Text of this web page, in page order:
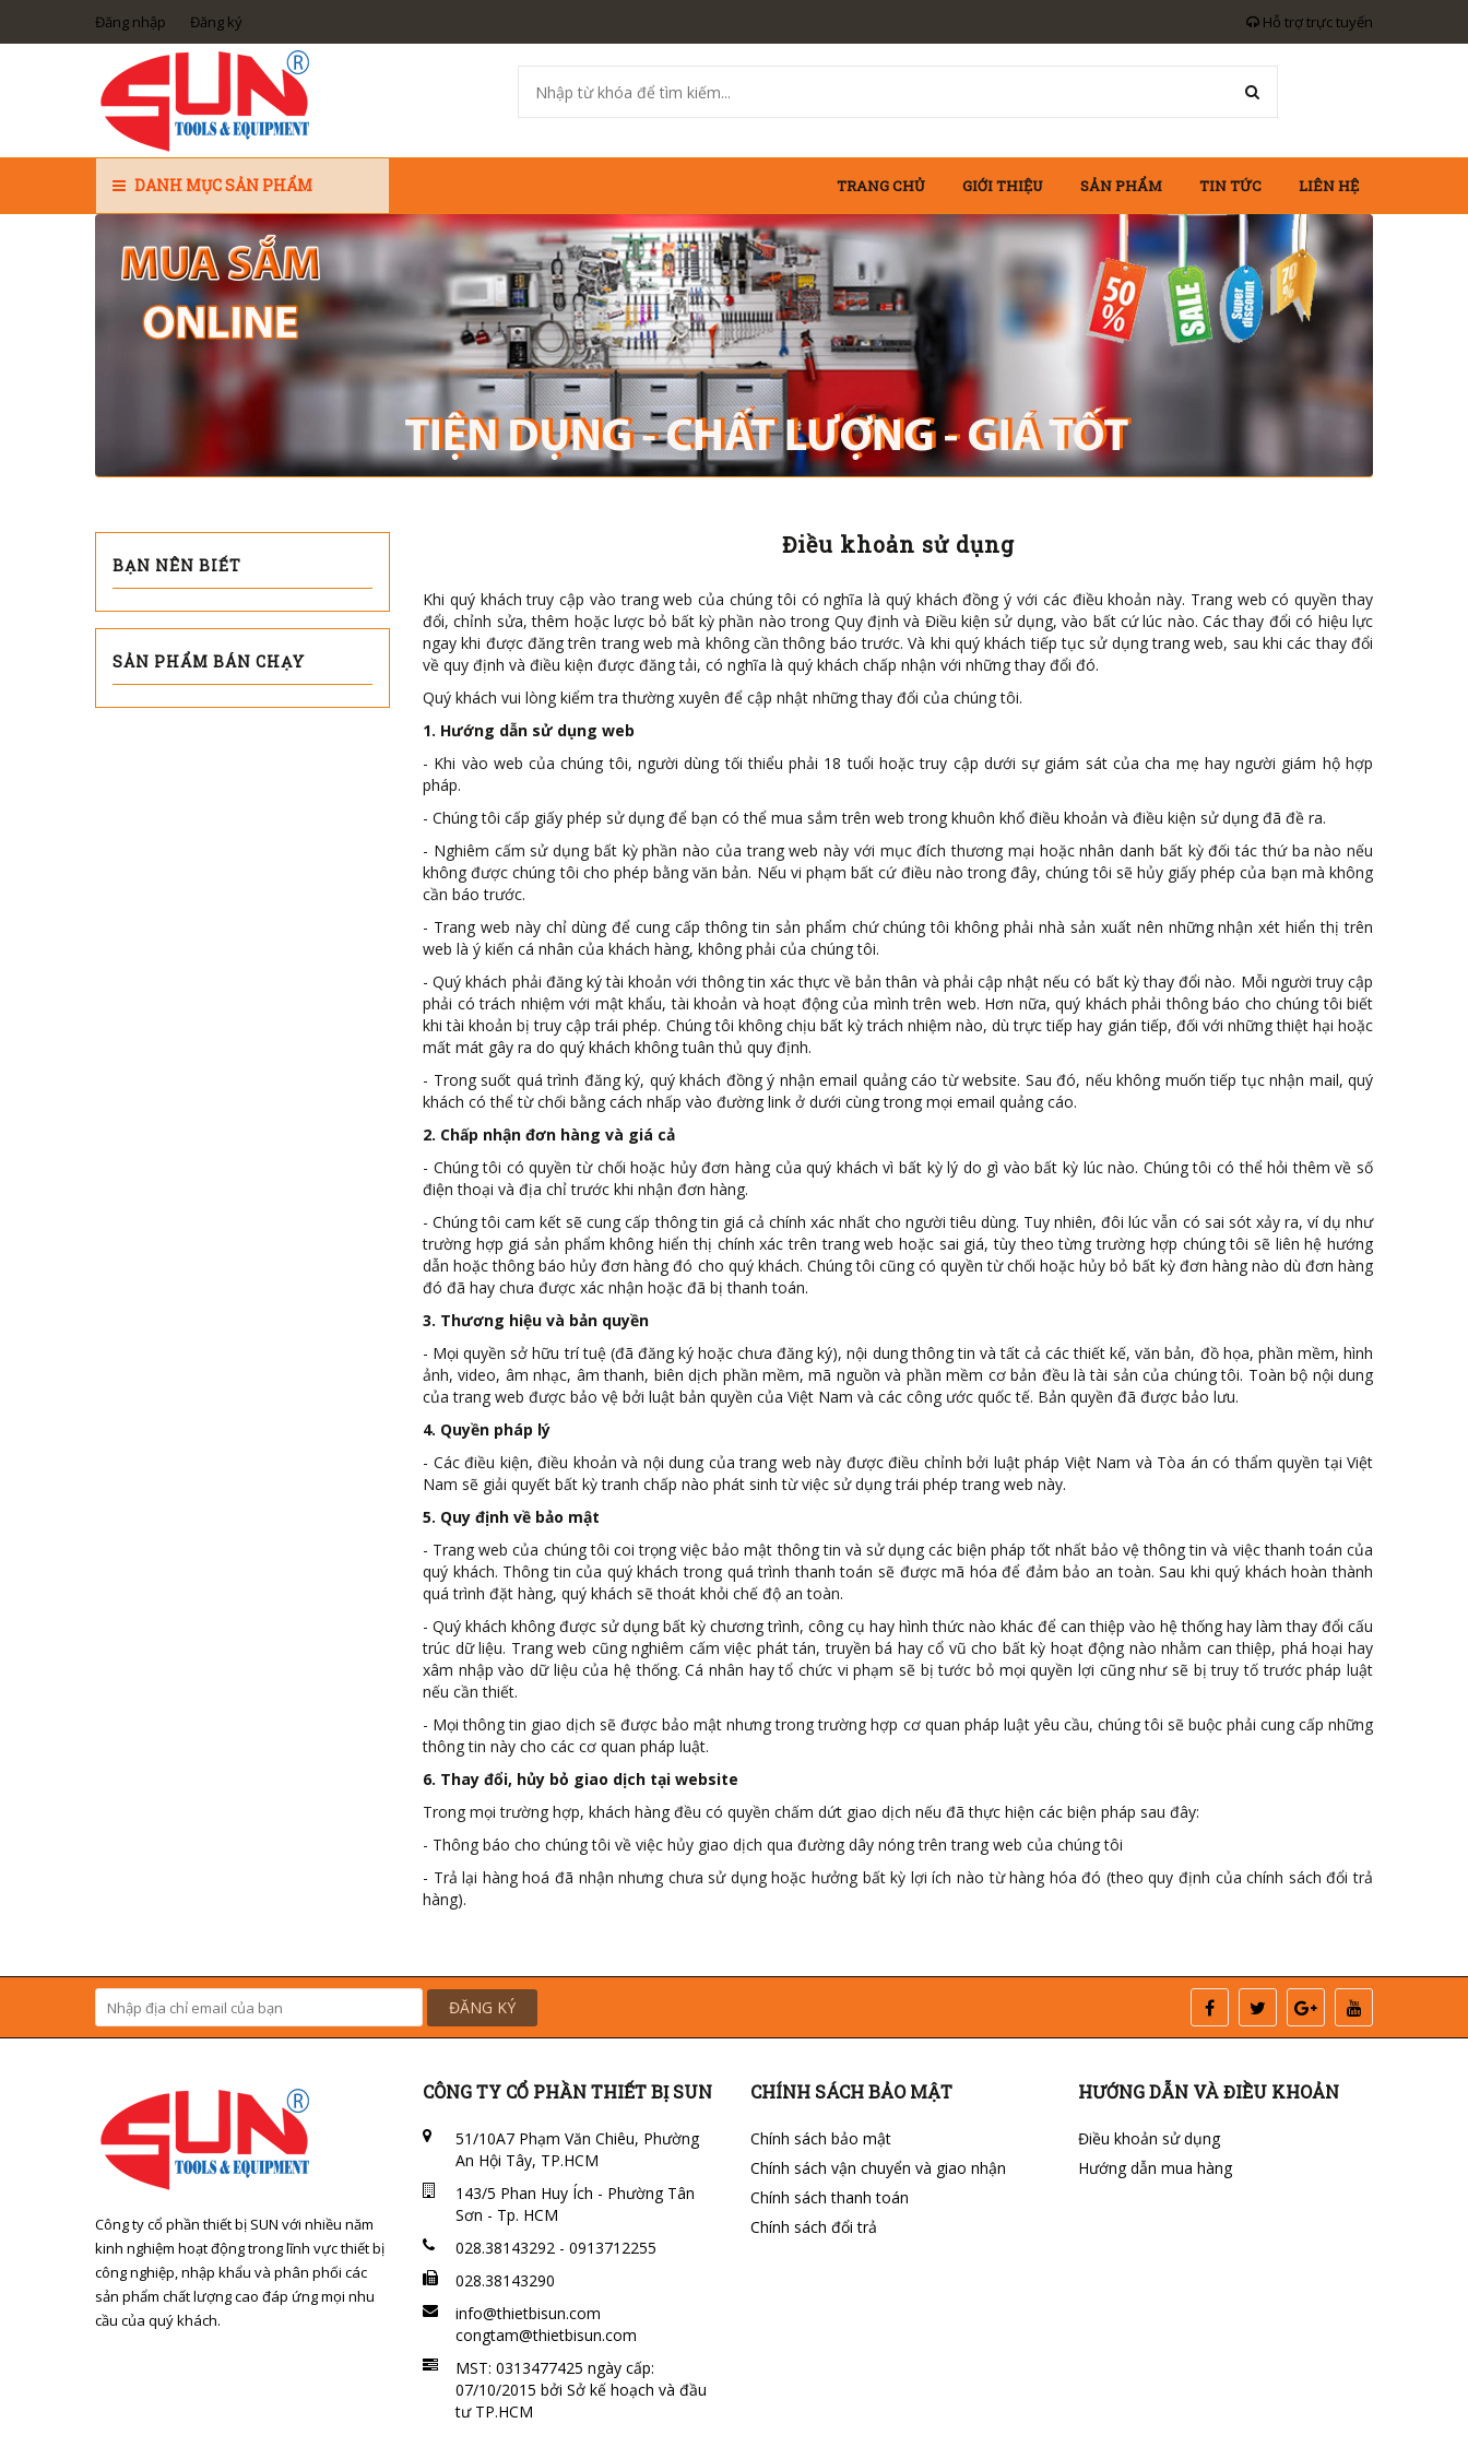
Đăng nhập Đăng ký Hỗ trợ trực tuyến
DANH MỤC SẢN PHẨM TRANG CHỦ GIỚI THIỆU SẢN PHẨM TIN TỨC LIÊN HỆ
Điều khoản sử dụng
Khi quý khách truy cập vào trang web của chúng tôi có nghĩa là quý khách đồng ý với các điều khoản này. Trang web có quyền thay
đổi, chỉnh sửa, thêm hoặc lược bỏ bất kỳ phần nào trong Quy định và Điều kiện sử dụng, vào bất cứ lúc nào. Các thay đổi có hiệu lực
ngay khi được đăng trên trang web mà không cần thông báo trước. Và khi quý khách tiếp tục sử dụng trang web, sau khi các thay đổi
về quy định và điều kiện được đăng tải, có nghĩa là quý khách chấp nhận với những thay đổi đó.
Quý khách vui lòng kiểm tra thường xuyên để cập nhật những thay đổi của chúng tôi.
1. Hướng dẫn sử dụng web
- Khi vào web của chúng tôi, người dùng tối thiểu phải 18 tuổi hoặc truy cập dưới sự giám sát của cha mẹ hay người giám hộ hợp
pháp.
- Chúng tôi cấp giấy phép sử dụng để bạn có thể mua sắm trên web trong khuôn khổ điều khoản và điều kiện sử dụng đã đề ra.
- Nghiêm cấm sử dụng bất kỳ phần nào của trang web này với mục đích thương mại hoặc nhân danh bất kỳ đối tác thứ ba nào nếu
không được chúng tôi cho phép bằng văn bản. Nếu vi phạm bất cứ điều nào trong đây, chúng tôi sẽ hủy giấy phép của bạn mà không
cần báo trước.
- Trang web này chỉ dùng để cung cấp thông tin sản phẩm chứ chúng tôi không phải nhà sản xuất nên những nhận xét hiển thị trên
web là ý kiến cá nhân của khách hàng, không phải của chúng tôi.
- Quý khách phải đăng ký tài khoản với thông tin xác thực về bản thân và phải cập nhật nếu có bất kỳ thay đổi nào. Mỗi người truy cập
phải có trách nhiệm với mật khẩu, tài khoản và hoạt động của mình trên web. Hơn nữa, quý khách phải thông báo cho chúng tôi biết
khi tài khoản bị truy cập trái phép. Chúng tôi không chịu bất kỳ trách nhiệm nào, dù trực tiếp hay gián tiếp, đối với những thiệt hại hoặc
mất mát gây ra do quý khách không tuân thủ quy định.
- Trong suốt quá trình đăng ký, quý khách đồng ý nhận email quảng cáo từ website. Sau đó, nếu không muốn tiếp tục nhận mail, quý
khách có thể từ chối bằng cách nhấp vào đường link ở dưới cùng trong mọi email quảng cáo.
2. Chấp nhận đơn hàng và giá cả
- Chúng tôi có quyền từ chối hoặc hủy đơn hàng của quý khách vì bất kỳ lý do gì vào bất kỳ lúc nào. Chúng tôi có thể hỏi thêm về số
điện thoại và địa chỉ trước khi nhận đơn hàng.
- Chúng tôi cam kết sẽ cung cấp thông tin giá cả chính xác nhất cho người tiêu dùng. Tuy nhiên, đôi lúc vẫn có sai sót xảy ra, ví dụ như
trường hợp giá sản phẩm không hiển thị chính xác trên trang web hoặc sai giá, tùy theo từng trường hợp chúng tôi sẽ liên hệ hướng
dẫn hoặc thông báo hủy đơn hàng đó cho quý khách. Chúng tôi cũng có quyền từ chối hoặc hủy bỏ bất kỳ đơn hàng nào dù đơn hàng
đó đã hay chưa được xác nhận hoặc đã bị thanh toán.
3. Thương hiệu và bản quyền
- Mọi quyền sở hữu trí tuệ (đã đăng ký hoặc chưa đăng ký), nội dung thông tin và tất cả các thiết kế, văn bản, đồ họa, phần mềm, hình
ảnh, video, âm nhạc, âm thanh, biên dịch phần mềm, mã nguồn và phần mềm cơ bản đều là tài sản của chúng tôi. Toàn bộ nội dung
của trang web được bảo vệ bởi luật bản quyền của Việt Nam và các công ước quốc tế. Bản quyền đã được bảo lưu.
4. Quyền pháp lý
- Các điều kiện, điều khoản và nội dung của trang web này được điều chỉnh bởi luật pháp Việt Nam và Tòa án có thẩm quyền tại Việt
Nam sẽ giải quyết bất kỳ tranh chấp nào phát sinh từ việc sử dụng trái phép trang web này.
5. Quy định về bảo mật
- Trang web của chúng tôi coi trọng việc bảo mật thông tin và sử dụng các biện pháp tốt nhất bảo vệ thông tin và việc thanh toán của
quý khách. Thông tin của quý khách trong quá trình thanh toán sẽ được mã hóa để đảm bảo an toàn. Sau khi quý khách hoàn thành
quá trình đặt hàng, quý khách sẽ thoát khỏi chế độ an toàn.
- Quý khách không được sử dụng bất kỳ chương trình, công cụ hay hình thức nào khác để can thiệp vào hệ thống hay làm thay đổi cấu
trúc dữ liệu. Trang web cũng nghiêm cấm việc phát tán, truyền bá hay cổ vũ cho bất kỳ hoạt động nào nhằm can thiệp, phá hoại hay
xâm nhập vào dữ liệu của hệ thống. Cá nhân hay tổ chức vi phạm sẽ bị tước bỏ mọi quyền lợi cũng như sẽ bị truy tố trước pháp luật
nếu cần thiết.
- Mọi thông tin giao dịch sẽ được bảo mật nhưng trong trường hợp cơ quan pháp luật yêu cầu, chúng tôi sẽ buộc phải cung cấp những
thông tin này cho các cơ quan pháp luật.
6. Thay đổi, hủy bỏ giao dịch tại website
Trong mọi trường hợp, khách hàng đều có quyền chấm dứt giao dịch nếu đã thực hiện các biện pháp sau đây:
- Thông báo cho chúng tôi về việc hủy giao dịch qua đường dây nóng trên trang web của chúng tôi
- Trả lại hàng hoá đã nhận nhưng chưa sử dụng hoặc hưởng bất kỳ lợi ích nào từ hàng hóa đó (theo quy định của chính sách đổi trả
hàng).
BẠN NÊN BIẾT
SẢN PHẨM BÁN CHẠY
ĐĂNG KÝ
Công ty cổ phần thiết bị SUN với nhiều năm
kinh nghiệm hoạt động trong lĩnh vực thiết bị
công nghiệp, nhập khẩu và phân phối các
sản phẩm chất lượng cao đáp ứng mọi nhu
cầu của quý khách.
CÔNG TY CỔ PHẦN THIẾT BỊ SUN
51/10A7 Phạm Văn Chiêu, Phường
An Hội Tây, TP.HCM
143/5 Phan Huy Ích - Phường Tân
Sơn - Tp. HCM
028.38143292 - 0913712255
028.38143290
info@thietbisun.com
congtam@thietbisun.com
MST: 0313477425 ngày cấp:
07/10/2015 bởi Sở kế hoạch và đầu
tư TP.HCM
CHÍNH SÁCH BẢO MẬT
Chính sách bảo mật
Chính sách vận chuyển và giao nhận
Chính sách thanh toán
Chính sách đổi trả
HƯỚNG DẪN VÀ ĐIỀU KHOẢN
Điều khoản sử dụng
Hướng dẫn mua hàng